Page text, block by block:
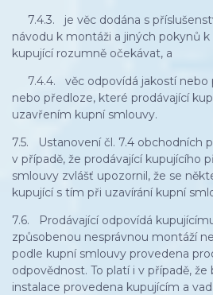
7.4.3. je věc dodána s
návodu k montáži a jiných pokynů
kupující rozumně očekávat, a
7.4.4. věc odpovídá jakostí nebo
nebo předloze, které prodávající
uzavřením kupní smlouvy.
7.5. Ustanovení čl. 7.4 obchodních
v případě, že prodávající kupujícího
smlouvy zvlášť upozornil, že se
kupující s tím při uzavírání kupní
7.6. Prodávající odpovídá
způsobenou nesprávnou montáží
podle kupní smlouvy provedena
odpovědnost. To platí i v případě,
instalace provedena kupujícím a